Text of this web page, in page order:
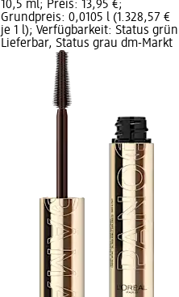
10,5 ml; Preis: 13,95 €;
Grundpreis: 0,0105 l (1.328,57 €
je 1 l); Verfügbarkeit: Status grün
Lieferbar, Status grau dm-Markt